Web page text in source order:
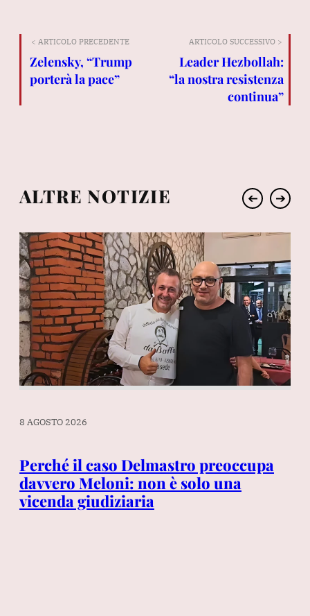
< ARTICOLO PRECEDENTE
Zelensky, “Trump
porterà la pace”
ARTICOLO SUCCESSIVO >
Leader Hezbollah:
“la nostra resistenza
continua”
ALTRE NOTIZIE ➔ ➔
8 AGOSTO 2026
Perché il caso Delmastro preoccupa
davvero Meloni: non è solo una
vicenda giudiziaria